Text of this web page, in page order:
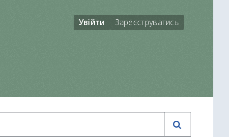
Увійти Зареєструватись